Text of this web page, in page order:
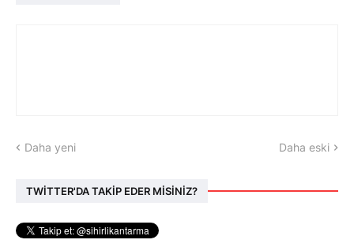
Daha yeni Daha eski
TWİTTER'DA TAKİP EDER MİSİNİZ?